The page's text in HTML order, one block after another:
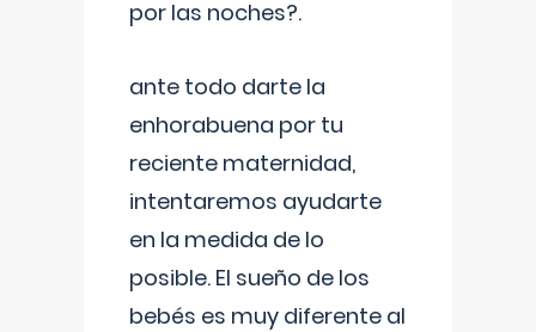
por las noches?.
ante todo darte la
enhorabuena por tu
reciente maternidad,
intentaremos ayudarte
en la medida de lo
posible. El sueño de los
bebés es muy diferente al